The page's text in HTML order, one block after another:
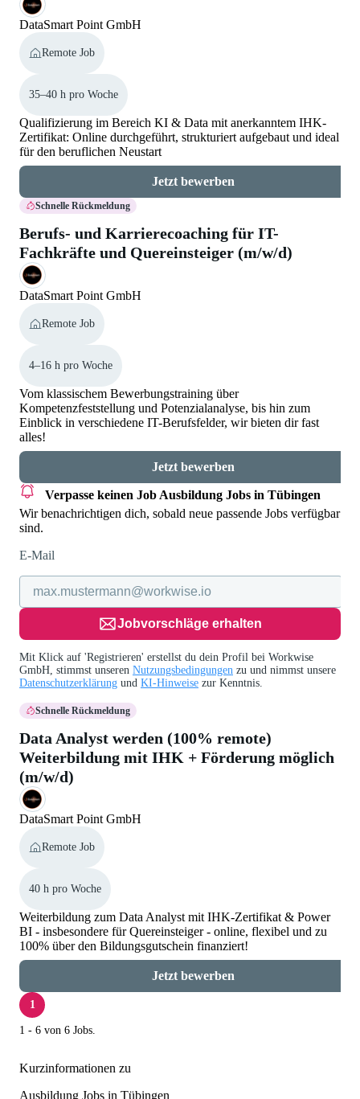
DataSmart Point GmbH
Remote Job
35–40 h pro Woche
Qualifizierung im Bereich KI & Data mit anerkanntem IHK-
Zertifikat: Online durchgeführt, strukturiert aufgebaut und ideal
für den beruflichen Neustart
Jetzt bewerben
Schnelle Rückmeldung
Berufs- und Karrierecoaching für IT-
Fachkräfte und Quereinsteiger (m/w/d)
DataSmart Point GmbH
Remote Job
4–16 h pro Woche
Vom klassischem Bewerbungstraining über
Kompetenzfeststellung und Potenzialanalyse, bis hin zum
Einblick in verschiedene IT-Berufsfelder, wir bieten dir fast
alles!
Jetzt bewerben
Verpasse keinen Job Ausbildung Jobs in Tübingen
Wir benachrichtigen dich, sobald neue passende Jobs verfügbar
sind.
E-Mail
Jobvorschläge erhalten
Mit Klick auf 'Registrieren' erstellst du dein Profil bei Workwise
GmbH, stimmst unseren Nutzungsbedingungen zu und nimmst unsere
Datenschutzerklärung und KI-Hinweise zur Kenntnis.
Schnelle Rückmeldung
Data Analyst werden (100% remote)
Weiterbildung mit IHK + Förderung möglich
(m/w/d)
DataSmart Point GmbH
Remote Job
40 h pro Woche
Weiterbildung zum Data Analyst mit IHK-Zertifikat & Power
BI - insbesondere für Quereinsteiger - online, flexibel und zu
100% über den Bildungsgutschein finanziert!
Jetzt bewerben
1
1 - 6 von 6 Jobs.
Kurzinformationen zu
Ausbildung Jobs in Tübingen